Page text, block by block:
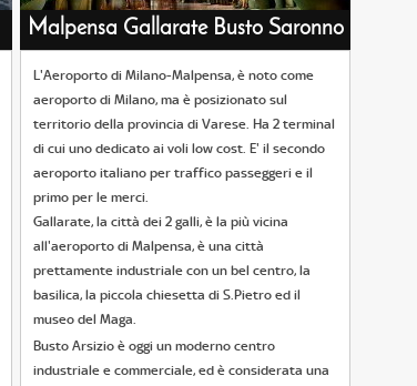
Malpensa Gallarate Busto Saronno
L'Aeroporto di Milano-Malpensa, è noto come
aeroporto di Milano, ma è posizionato sul
territorio della provincia di Varese. Ha 2 terminal
di cui uno dedicato ai voli low cost. E' il secondo
aeroporto italiano per traffico passeggeri e il
primo per le merci.
Gallarate, la città dei 2 galli, è la più vicina
all'aeroporto di Malpensa, è una città
prettamente industriale con un bel centro, la
basilica, la piccola chiesetta di S.Pietro ed il
museo del Maga.
Busto Arsizio è oggi un moderno centro
industriale e commerciale, ed è considerata una